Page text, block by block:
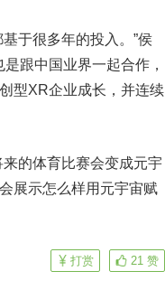
于很多年的投入。”侯
跟中国业界一起合作，
型XR企业成长，并连续
的体育比赛会变成元宇
展示怎么样用元宇宙赋
21 赞
打赏